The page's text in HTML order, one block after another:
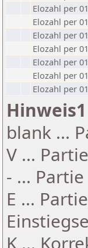
Elozahl per
Elozahl per
Elozahl per
Elozahl per
Elozahl per
Elozahl per
Elozahl per
Hinweis1
blank ...
V ...
- ...
E ...
K ...